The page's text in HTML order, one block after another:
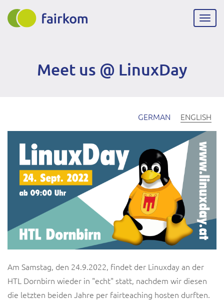
Skip
Meet us @ LinuxDay
GERMAN ENGLISH
Am Samstag, den 24.9.2022, findet der Linuxday an der
HTL Dornbirn wieder in "echt" statt, nachdem wir diesen
die letzten beiden Jahre per fairteaching hosten durften.